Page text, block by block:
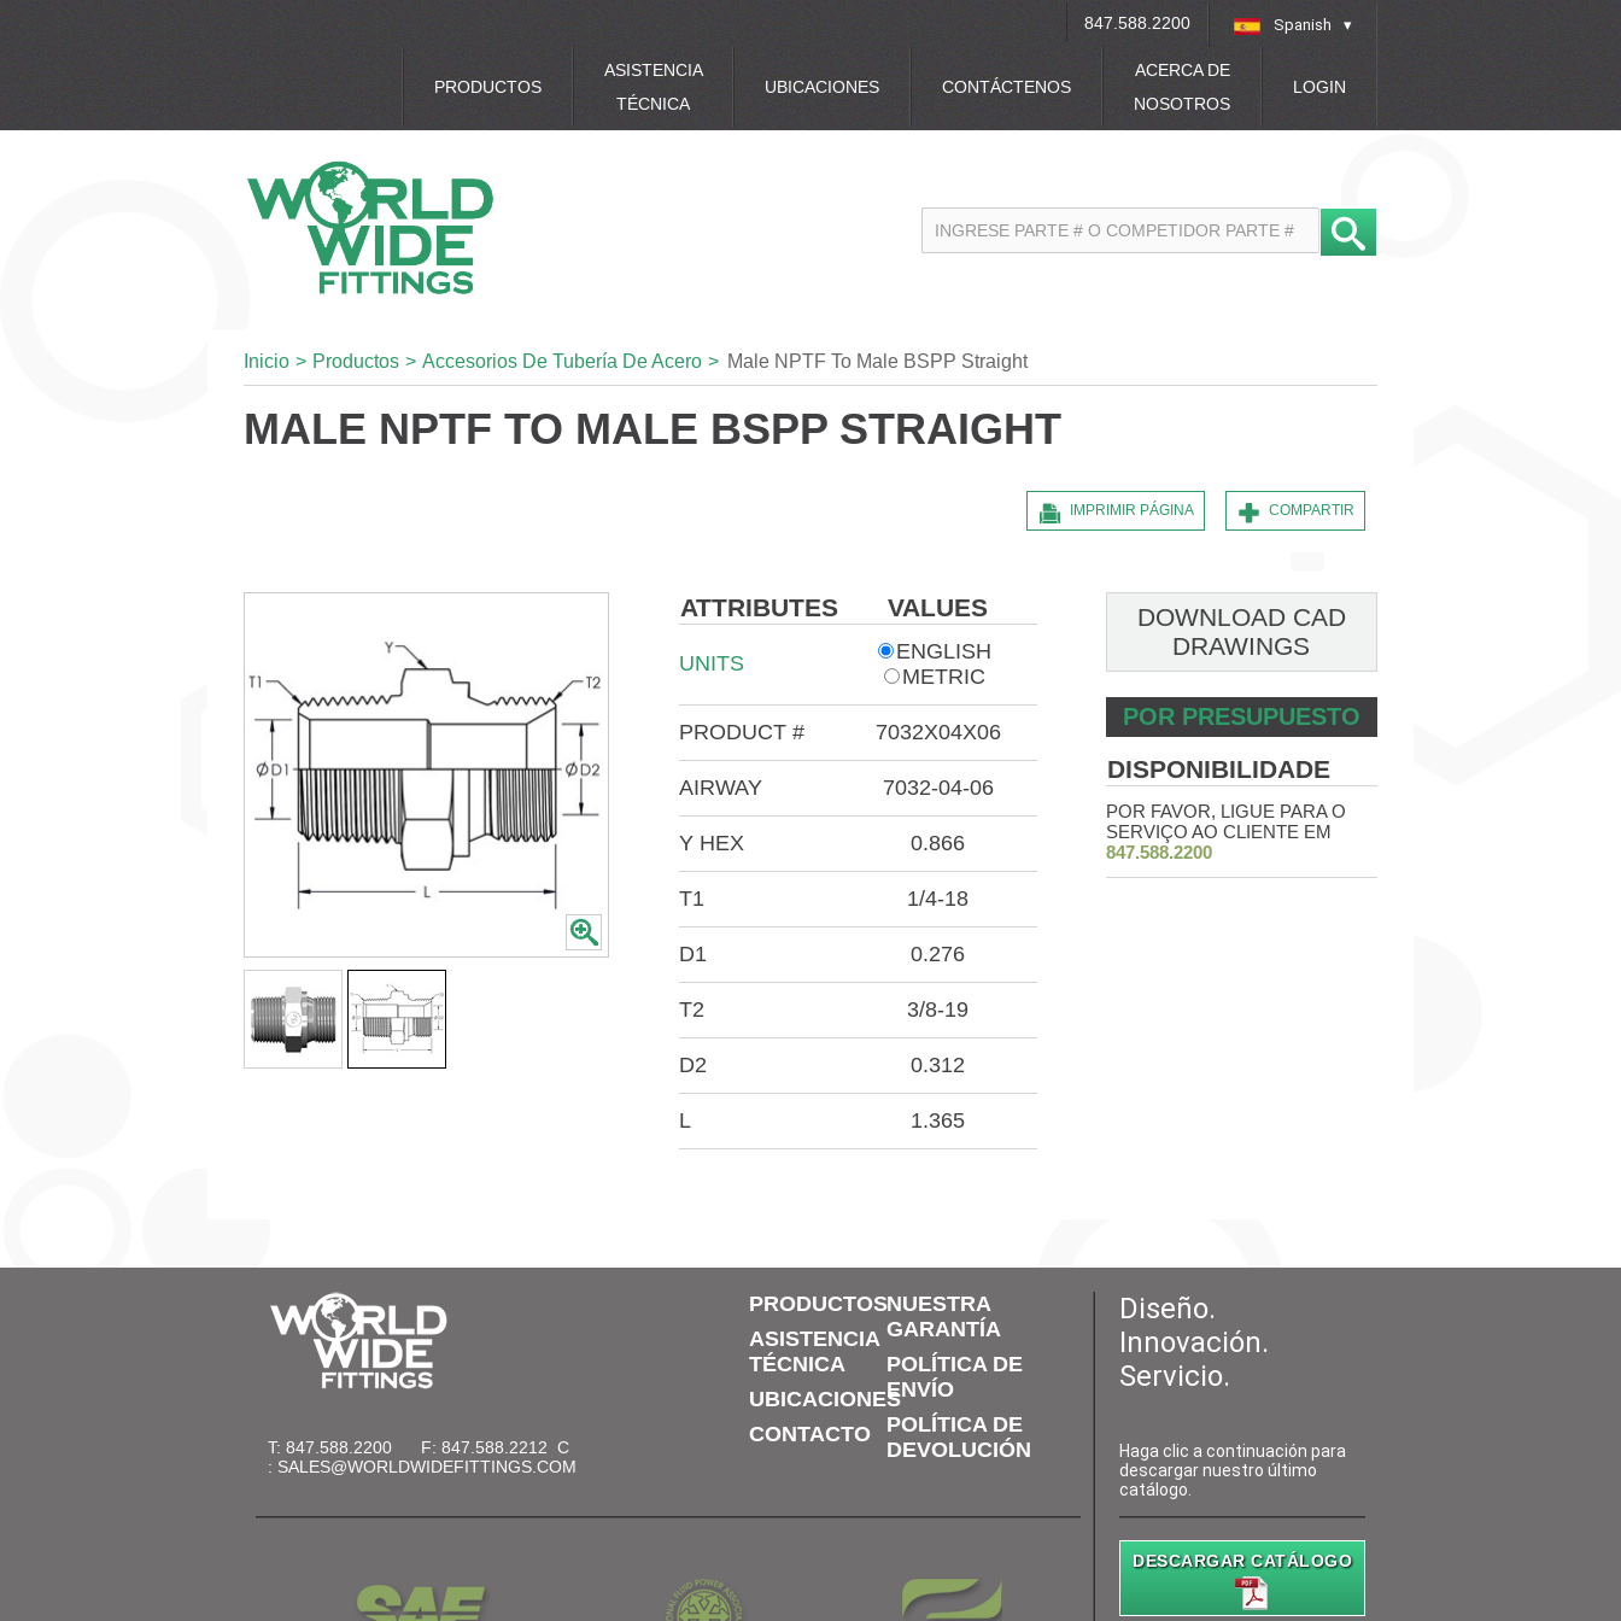
Spanish
847.588.2200
PRODUCTOS
ASISTENCIA
TÉCNICA
UBICACIONES CONTÁCTENOS
ACERCA DE
NOSOTROS
LOGIN
Inicio > Productos > Accesorios De Tubería De Acero > Male NPTF To Male BSPP Straight
MALE NPTF TO MALE BSPP STRAIGHT
COMPARTIR
IMPRIMIR PÁGINA
ATTRIBUTES VALUES
UNITS
ENGLISH
METRIC
PRODUCT # 7032X04X06
AIRWAY 7032-04-06
Y HEX 0.866
T1 1/4-18
D1 0.276
T2 3/8-19
D2 0.312
L 1.365
DOWNLOAD CAD
DRAWINGS
POR PRESUPUESTO
DISPONIBILIDADE
POR FAVOR, LIGUE PARA O
SERVIÇO AO CLIENTE EM
847.588.2200
T: 847.588.2200 F: 847.588.2212 C
: SALES@WORLDWIDEFITTINGS.COM
PRODUCTOS
ASISTENCIA
TÉCNICA
UBICACIONES
CONTACTO
NUESTRA
GARANTÍA
POLÍTICA DE
ENVÍO
POLÍTICA DE
DEVOLUCIÓN
Diseño.
Innovación.
Servicio.
Haga clic a continuación para
descargar nuestro último
catálogo.
DESCARGAR CATÁLOGO